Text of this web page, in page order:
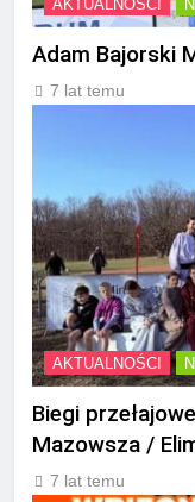
AKTUALNOŚCI
Adam Bajorski
7 lat temu
AKTUALNOŚCI
Biegi
Mazowsza /
7 lat temu